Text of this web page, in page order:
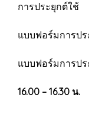
การประยุกต์ใช้
· การ
แบบฟอร์มการปร
· การป
แบบฟอร์มการปร
16.00 – 16.30 น.